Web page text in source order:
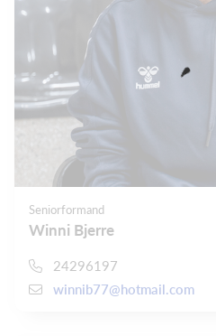
Seniorformand
Winni Bjerre
24296197
winnib77@hotmail.com